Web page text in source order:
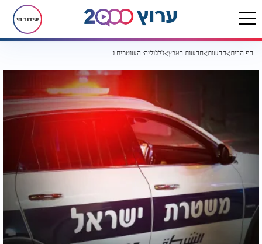
שידור חי
דף הבית חדשות חדשות בארץ ג'לג'וליה: השוטרים נדהמו ממה שגילו בתוך מעון לפעוטות